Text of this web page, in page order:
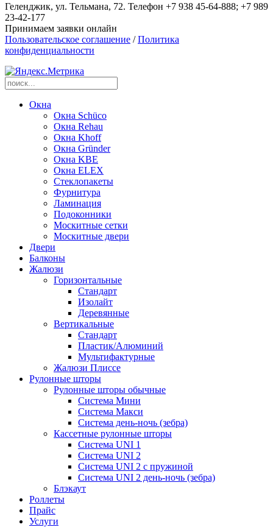
Геленджик, ул. Тельмана, 72. Телефон +7 938 45-64-888; +7 989
23-42-177
Принимаем заявки онлайн
Пользовательское соглашение /Политика
конфиденциальности
Окна
Окна Schüco
Окна Rehau
Окна Khoff
Окна Gründer
Окна KBE
Окна ELEX
Стеклопакеты
Фурнитура
Ламинация
Подоконники
Москитные сетки
Москитные двери
Двери
Балконы
Жалюзи
Горизонтальные
Стандарт
Изолайт
Деревянные
Вертикальные
Стандарт
Пластик/Алюминий
Мультифактурные
Жалюзи Плиссе
Рулонные шторы
Рулонные шторы обычные
Система Мини
Система Макси
Система день-ночь (зебра)
Кассетные рулонные шторы
Система UNI 1
Система UNI 2
Система UNI 2 с пружиной
Система UNI 2 день-ночь (зебра)
Блэкаут
Роллеты
Прайс
Услуги